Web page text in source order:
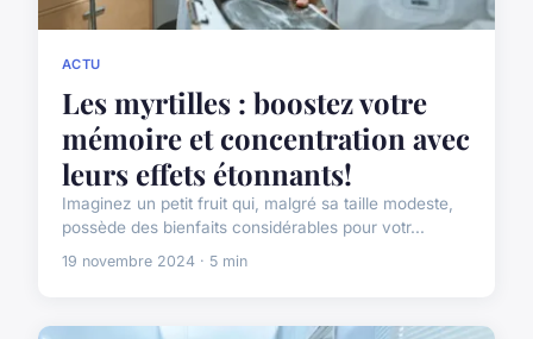
ACTU
Les myrtilles : boostez votre
mémoire et concentration avec
leurs effets étonnants!
Imaginez un petit fruit qui, malgré sa taille modeste,
possède des bienfaits considérables pour votr...
19 novembre 2024 · 5 min